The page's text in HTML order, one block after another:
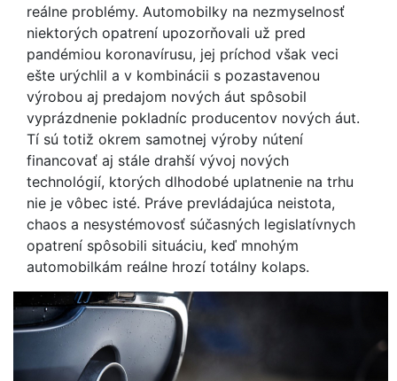
reálne problémy. Automobilky na nezmyselnosť
niektorých opatrení upozorňovali už pred
pandémiou koronavírusu, jej príchod však veci
ešte urýchlil a v kombinácii s pozastavenou
výrobou aj predajom nových áut spôsobil
vyprázdnenie pokladníc producentov nových áut.
Tí sú totiž okrem samotnej výroby nútení
financovať aj stále drahší vývoj nových
technológií, ktorých dlhodobé uplatnenie na trhu
nie je vôbec isté. Práve prevládajúca neistota,
chaos a nesystémovosť súčasných legislatívnych
opatrení spôsobili situáciu, keď mnohým
automobilkám reálne hrozí totálny kolaps.